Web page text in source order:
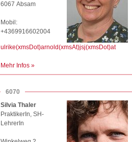
6067 Absam
Mobil:
+4369916602004
ulrike(xmsDot)arnold(xmsAt)jsj(xmsDot)at
Mehr Infos »
6070
Silvia Thaler
PraktikerIn, SH-
LehrerIn